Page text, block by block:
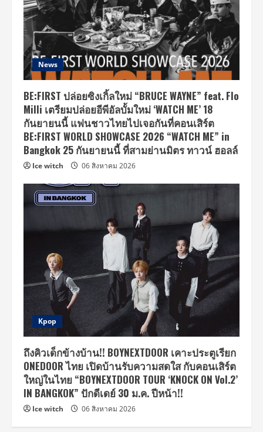
News
BE:FIRST ปล่อยซิงเกิ้ลใหม่ “BRUCE WAYNE” feat. Flo
Milli เตรียมปล่อยอีพีอัลบั้มใหม่ ‘WATCH ME’ 18
กันยายนนี้ แฟนชาวไทยไปเจอกันที่คอนเสิร์ต
BE:FIRST WORLD SHOWCASE 2026 “WATCH ME” in
Bangkok 25 กันยายนนี้ ที่สามย่านมิตร ทาวน์ ฮอลล์
Ice witch 06 สิงหาคม 2026
Kpop
ถึงคิวเด็กข้างบ้าน!! BOYNEXTDOOR เคาะประตูเรียก
ONEDOOR ไทย เปิดบ้านรับความสดใส กับคอนเสิร์ต
ใหญ่ในไทย “BOYNEXTDOOR TOUR ‘KNOCK ON Vol.2’
IN BANGKOK” ปักดีเดย์ 30 ม.ค. ปีหน้า!!
Ice witch 06 สิงหาคม 2026